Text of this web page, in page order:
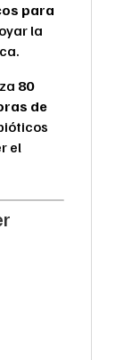
para
la
80
de
el